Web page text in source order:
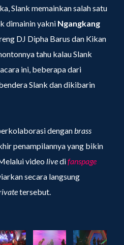
Slank memainkan salah satu
dimainin yakni Ngangkang
DJ Dipha Barus dan Kikan
tahu kalau Slank
ini, beberapa dari
Slank dan dikibarin
denganbrass
penampilannya yang bikin
videolivedifanspage
secara langsung
tersebut.